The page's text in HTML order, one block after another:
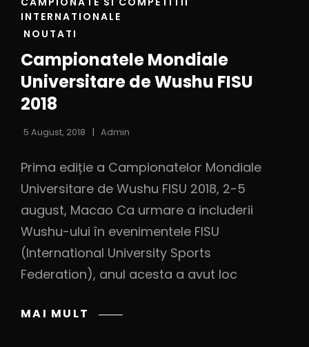
INTERNATIONALE
NOUTATI
Campionatele Mondiale
Universitare de Wushu FISU
2018
5 August, 2018 Admin
Prima ediție a Campionatelor Mondiale
Universitare de Wushu FISU 2018, 2-5
august, Macao Ca urmare a includerii
Wushu-ului în evenimentele FISU
(International University Sports
Federation), anul acesta a avut loc
MAI MULT